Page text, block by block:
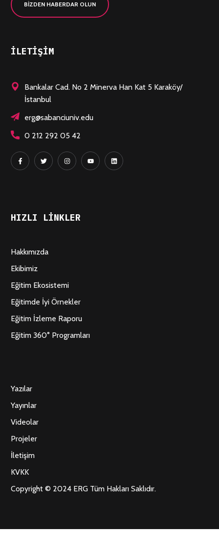
BİZDEN HABERDAR OLUN
ILETIŞIM
Bankalar Cad. No 2 Minerva Han Kat 5 Karaköy/
İstanbul
erg@sabanciuniv.edu
0 212 292 05 42
HIZLI LINKLER
Hakkımızda
Ekibimiz
Eğitim Ekosistemi
Eğitimde İyi Örnekler
Eğitim İzleme Raporu
Eğitim 360° Programları
Yazılar
Yayınlar
Videolar
Projeler
İletişim
KVKK
Copyright © 2024 ERG Tüm Hakları Saklıdır.